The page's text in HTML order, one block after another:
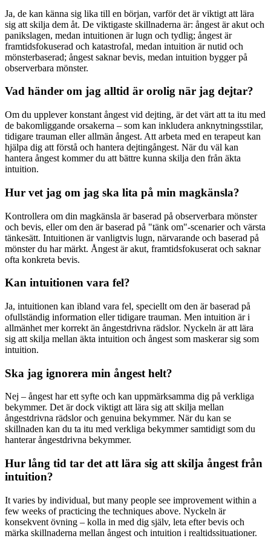
Ja, de kan känna sig lika till en början, varför det är viktigt att lära
sig att skilja dem åt. De viktigaste skillnaderna är: ångest är akut och
panikslagen, medan intuitionen är lugn och tydlig; ångest är
framtidsfokuserad och katastrofal, medan intuition är nutid och
mönsterbaserad; ångest saknar bevis, medan intuition bygger på
observerbara mönster.
Vad händer om jag alltid är orolig när jag dejtar?
Om du upplever konstant ångest vid dejting, är det värt att ta itu med
de bakomliggande orsakerna – som kan inkludera anknytningsstilar,
tidigare trauman eller allmän ångest. Att arbeta med en terapeut kan
hjälpa dig att förstå och hantera dejtingångest. När du väl kan
hantera ångest kommer du att bättre kunna skilja den från äkta
intuition.
Hur vet jag om jag ska lita på min magkänsla?
Kontrollera om din magkänsla är baserad på observerbara mönster
och bevis, eller om den är baserad på "tänk om"-scenarier och värsta
tänkesätt. Intuitionen är vanligtvis lugn, närvarande och baserad på
mönster du har märkt. Ångest är akut, framtidsfokuserat och saknar
ofta konkreta bevis.
Kan intuitionen vara fel?
Ja, intuitionen kan ibland vara fel, speciellt om den är baserad på
ofullständig information eller tidigare trauman. Men intuition är i
allmänhet mer korrekt än ångestdrivna rädslor. Nyckeln är att lära
sig att skilja mellan äkta intuition och ångest som maskerar sig som
intuition.
Ska jag ignorera min ångest helt?
Nej – ångest har ett syfte och kan uppmärksamma dig på verkliga
bekymmer. Det är dock viktigt att lära sig att skilja mellan
ångestdrivna rädslor och genuina bekymmer. När du kan se
skillnaden kan du ta itu med verkliga bekymmer samtidigt som du
hanterar ångestdrivna bekymmer.
Hur lång tid tar det att lära sig att skilja ångest från
intuition?
It varies by individual, but many people see improvement within a
few weeks of practicing the techniques above. Nyckeln är
konsekvent övning – kolla in med dig själv, leta efter bevis och
märka skillnaderna mellan ångest och intuition i realtidssituationer.